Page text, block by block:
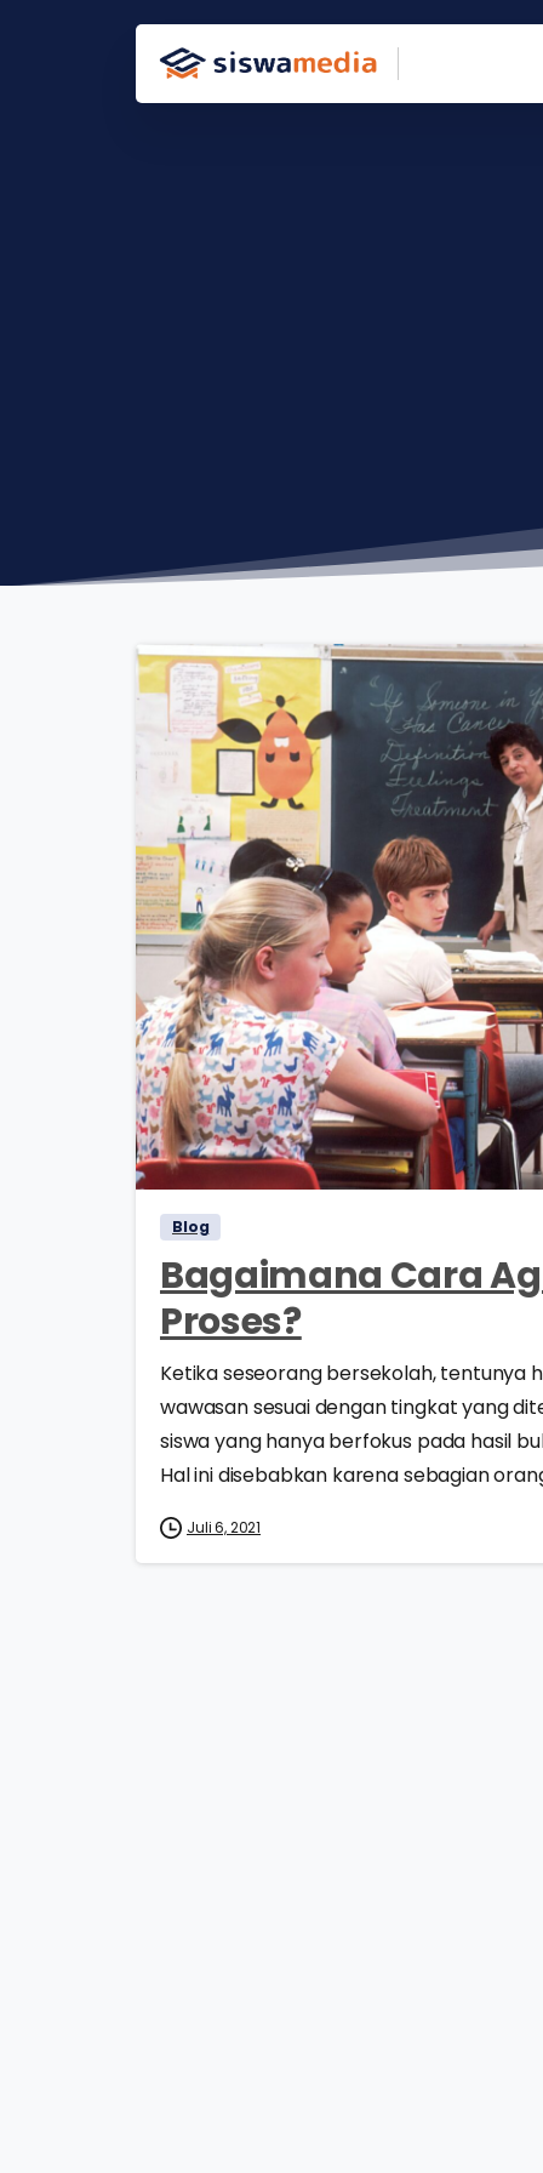
Blog
Bagaimana Cara
Proses?
Ketika seseorang bersekolah, tentunya
wawasan sesuai dengan tingkat yang
siswa yang hanya berfokus pada hasil
Hal ini disebabkan karena sebagian
Juli 6, 2021